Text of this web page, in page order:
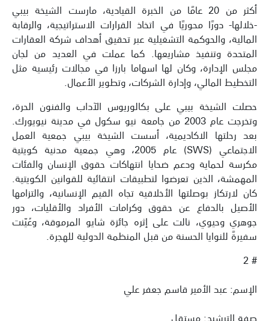
أكثر من 20 عامًا من الخبرة القيادية، مارست الشيخة بيبي
-خلالها- دورًا محوريًا في اتخاذ القرارات الاستراتيجية، والرقابة
المالية، والحوكمة التشغيلية عبر تحقيق أهداف شركة العقارات
المتحدة وتنفيذ مشاريعها. كما عملت في العديد من لجان
مجلس الإدارة، وكان لها اسهاما بارزا في مجالات رئيسية مثل
التخطيط المالي، وإدارة الشركات، وتطوير الأعمال.
حصلت الشيخة بيبي على بكالوريوس الآداب والفنون الحرة،
وتخرجت عام 2003 من جامعة نيو سكول في مدينة نيويورك.
بعد رحلتها الاكاديمية، أسست الشيخة بيبي جمعية العمل
الاجتماعي (SWS) عام 2005، وهي جمعية مدنية كويتية
مكرسة لحماية ودعم ضحايا انتهاكات حقوق الإنسان والفئات
المهمشة، الذين تعرضوا لتطبيقات انتقائية للقوانين الكويتية.
كان لارتكاز بوصلتها الأخلاقية تجاه القيم الإنسانية، والتزامها
الأصيل بالدفاع عن حقوق وكرامات الأفراد والأقليات، دور
جوهري وحيوي، نالت على إثره جائزة شايو المرموقة، وعُيّنت
سفيرةً للنوايا الحسنة من قبل المنظمة الدولية للهجرة.
# 2
الإسم: عبد الأمير قاسم جعفر علي
صفة الترشيح: مستقل